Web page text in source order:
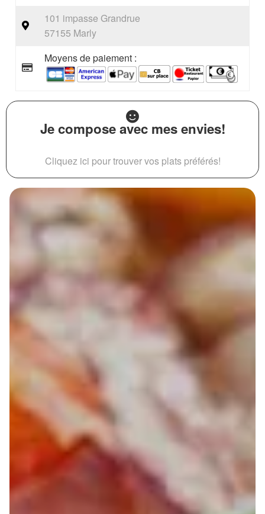
101 impasse Grandrue
57155 Marly
Moyens de paiement :
Je compose avec mes envies!
Cliquez ici pour trouver vos plats préférés!